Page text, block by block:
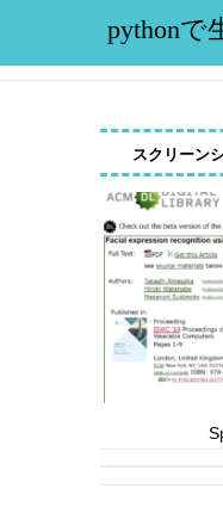
pythonで
スクリーン